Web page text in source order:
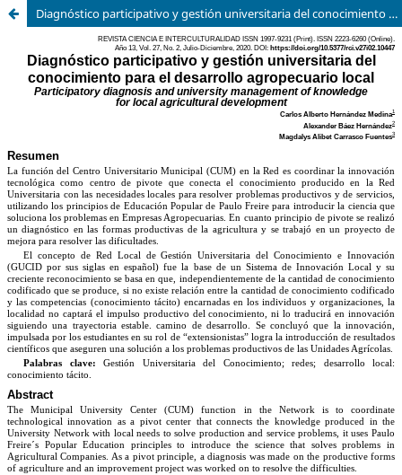
Diagnóstico participativo y gestión universitaria del conocimiento para el desarrollo agropecuario local